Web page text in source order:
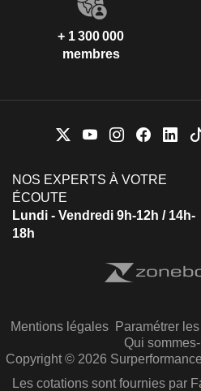
+ 1 300 000
membres
NOS EXPERTS À VOTRE
ÉCOUTE
Lundi - Vendredi 9h-12h / 14h-
18h
Mentions légales Paramétrer
Qui
Copyright © 2026
Les cotations sont fournies par